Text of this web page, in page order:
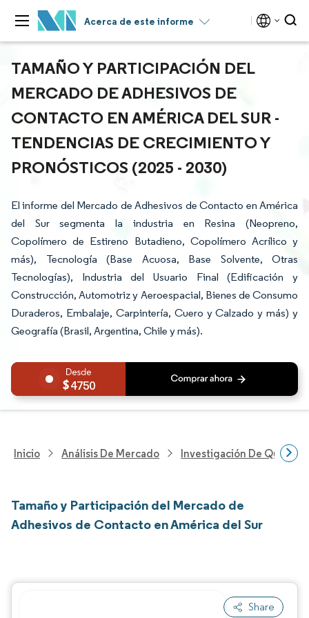
Acerca de este informe
TAMAÑO Y PARTICIPACIÓN DEL
MERCADO DE ADHESIVOS DE
CONTACTO EN AMÉRICA DEL SUR -
TENDENCIAS DE CRECIMIENTO Y
PRONÓSTICOS (2025 - 2030)
El informe del Mercado de Adhesivos de Contacto en América
del Sur segmenta la industria en Resina (Neopreno,
Copolímero de Estireno Butadieno, Copolímero Acrílico y
más), Tecnología (Base Acuosa, Base Solvente, Otras
Tecnologías), Industria del Usuario Final (Edificación y
Construcción, Automotriz y Aeroespacial, Bienes de Consumo
Duraderos, Embalaje, Carpintería, Cuero y Calzado y más) y
Geografía (Brasil, Argentina, Chile y más).
4750
Inicio Análisis De Mercado Investigación De
Tamaño y Participación del Mercado de
Adhesivos de Contacto en América del Sur
Share